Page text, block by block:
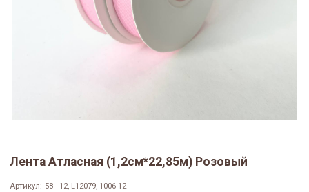
Лента Атласная (1,2см*22,85м) Розовый
Артикул: 58—12, L12079, 1006-12